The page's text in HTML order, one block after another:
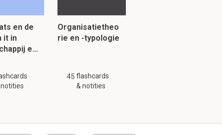
richten
een
testen en bij de
en de
it in
e…
Organisatietheo
rie en -typologie
45 flashcards
& notities